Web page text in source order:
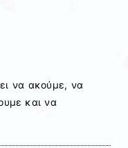
να ακούμε, να
και να